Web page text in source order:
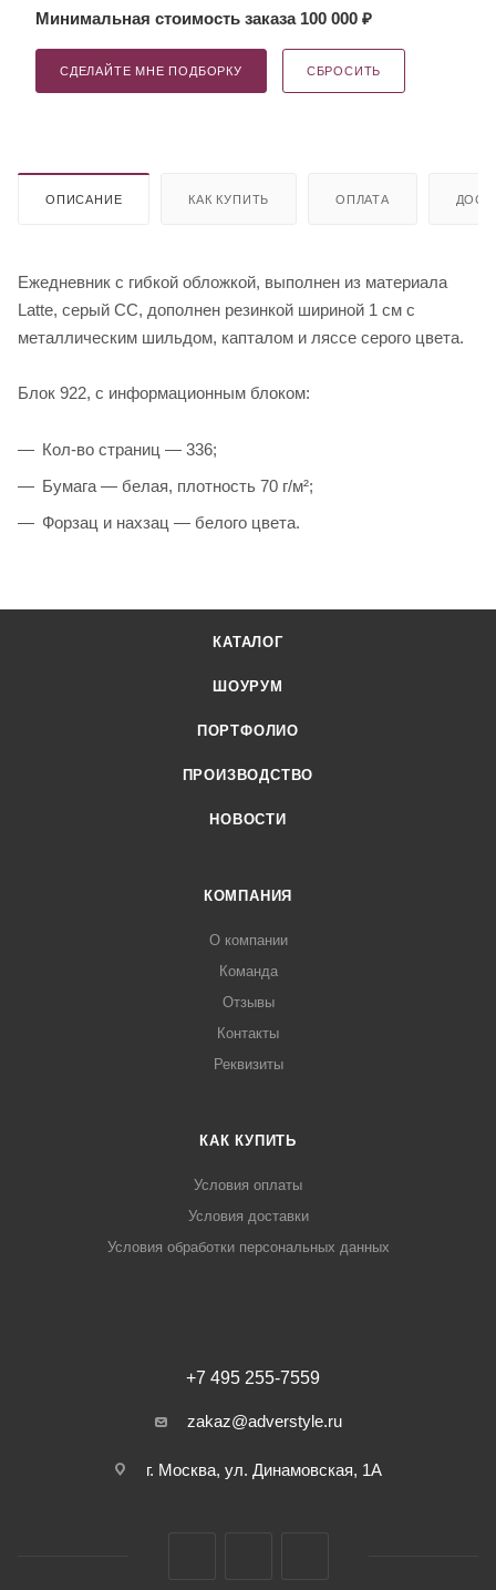
Минимальная стоимость заказа 100 000 ₽
СДЕЛАЙТЕ МНЕ ПОДБОРКУ СБРОСИТЬ
ОПИСАНИЕ КАК КУПИТЬ ОПЛАТА
Ежедневник с гибкой обложкой, выполнен из материала
Latte, серый CC, дополнен резинкой шириной 1 см с
металлическим шильдом, капталом и ляссе серого цвета.
Блок 922, с информационным блоком:
Кол-во страниц — 336;
Бумага — белая, плотность 70 г/м²;
Форзац и нахзац — белого цвета.
КАТАЛОГ
ШОУРУМ
ПОРТФОЛИО
ПРОИЗВОДСТВО
НОВОСТИ
КОМПАНИЯ
О компании
Команда
Отзывы
Контакты
Реквизиты
КАК КУПИТЬ
Условия оплаты
Условия доставки
Условия обработки персональных данных
+7 495 255-7559
zakaz@adverstyle.ru
г. Москва, ул. Динамовская, 1А